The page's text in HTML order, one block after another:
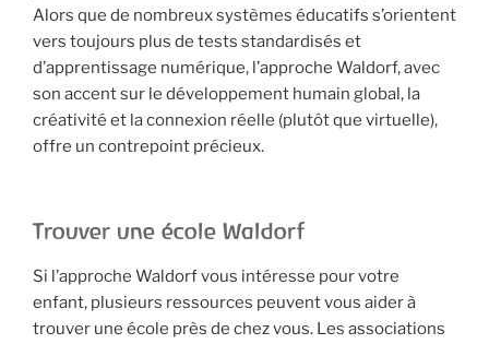
Alors que de nombreux systèmes éducatifs s’orientent
vers toujours plus de tests standardisés et
d’apprentissage numérique, l’approche Waldorf, avec
son accent sur le développement humain global, la
créativité et la connexion réelle (plutôt que virtuelle),
offre un contrepoint précieux.
Trouver une école Waldorf
Si l’approche Waldorf vous intéresse pour votre
enfant, plusieurs ressources peuvent vous aider à
trouver une école près de chez vous. Les associations